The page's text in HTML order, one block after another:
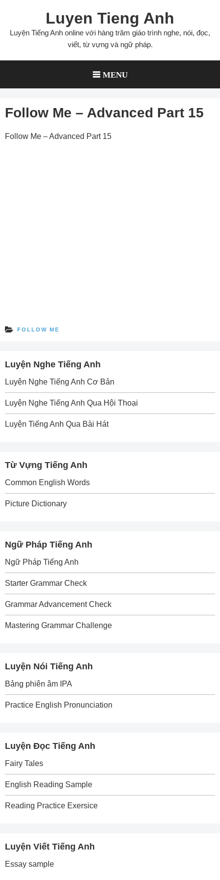
content
Luyen Tieng Anh
Luyện Tiếng Anh online với hàng trăm giáo trình nghe, nói, đọc,
viết, từ vựng và ngữ pháp.
MENU
Follow Me – Advanced Part 15
Follow Me – Advanced Part 15
FOLLOW ME
Luyện Nghe Tiếng Anh
Luyện Nghe Tiếng Anh Cơ Bản
Luyện Nghe Tiếng Anh Qua Hội Thoại
Luyện Tiếng Anh Qua Bài Hát
Từ Vựng Tiếng Anh
Common English Words
Picture Dictionary
Ngữ Pháp Tiếng Anh
Ngữ Pháp Tiếng Anh
Starter Grammar Check
Grammar Advancement Check
Mastering Grammar Challenge
Luyện Nói Tiếng Anh
Bảng phiên âm IPA
Practice English Pronunciation
Luyện Đọc Tiếng Anh
Fairy Tales
English Reading Sample
Reading Practice Exersice
Luyện Viết Tiếng Anh
Essay sample